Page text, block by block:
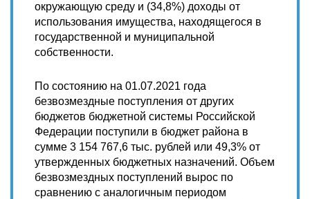
окружающую среду и (34,8%) доходы от
использования имущества, находящегося в
государственной и муниципальной
собственности.
По состоянию на 01.07.2021 года
безвозмездные поступления от других
бюджетов бюджетной системы Российской
Федерации поступили в бюджет района в
сумме 3 154 767,6 тыс. рублей или 49,3% от
утвержденных бюджетных назначений. Объем
безвозмездных поступлений вырос по
сравнению с аналогичным периодом